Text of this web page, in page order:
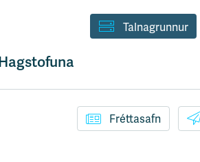
Talnagrunnur
Fréttasafn